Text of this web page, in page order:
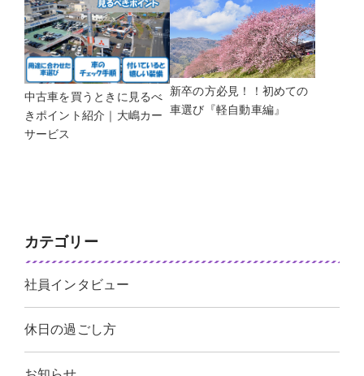
中古車を買うときに見るべ
きポイント紹介｜大嶋カー
サービス
新卒の方必見！！初めての
車選び『軽自動車編』
カテゴリー
社員インタビュー
休日の過ごし方